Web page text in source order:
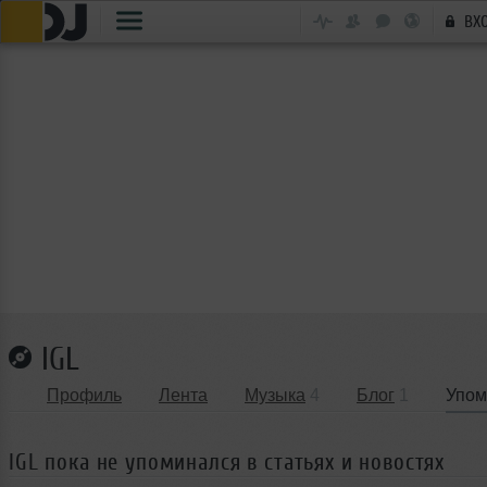
IGL
Профиль Лента Музыка Блог
IGL пока не упоминался в статьях и новостях